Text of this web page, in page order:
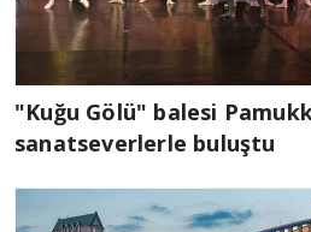
"Kuğu Gölü" balesi
sanatseverlerle buluştu